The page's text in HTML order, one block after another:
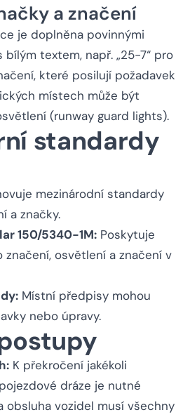
a značení
je doplněna povinnými
textem, např. „25-7“ pro
které posilují požadavek
místech může být
(runway guard lights).
standardy
mezinárodní standardy
a značky.
150/5340-1M: Poskytuje
osvětlení a značení v
Místní předpisy mohou
nebo úpravy.
K překročení jakékoli
dráze je nutné
obsluha vozidel musí všechny